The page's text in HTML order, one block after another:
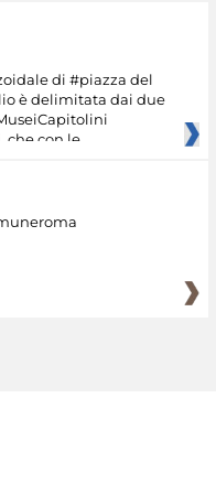
di #piazza del
è delimitata dai due
che con le